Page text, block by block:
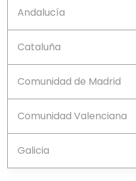
Andalucía
Cataluña
Comunidad de Madrid
Comunidad Valenciana
Galicia